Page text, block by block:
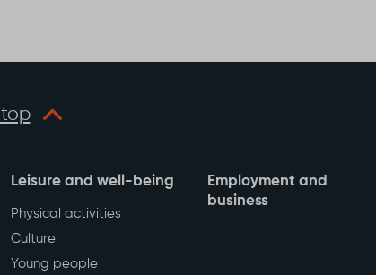
top
Leisure and well-being
Physical activities
Culture
Young people
Employment and
business